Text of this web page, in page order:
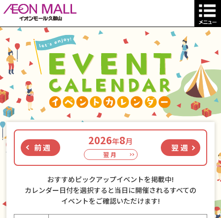
2026年8月
翌月
前週 翌週
おすすめピックアップイベントを掲載中!
カレンダー日付を選択すると当日に開催されるすべての
イベントをご確認いただけます!